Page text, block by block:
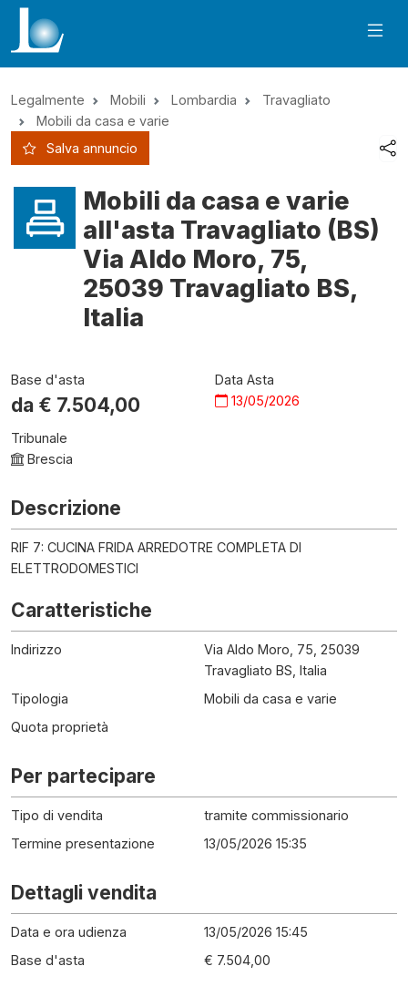
Legalmente Mobili Lombardia
Travagliato
Mobili da casa e varie
Salva annuncio
Mobili da casa e varie
all'asta Travagliato (BS)
Via Aldo Moro, 75,
25039 Travagliato BS,
Italia
Base d'asta
da € 7.504,00
Data Asta
13/05/2026
Tribunale
Brescia
Descrizione
RIF 7: CUCINA FRIDA ARREDOTRE COMPLETA DI
ELETTRODOMESTICI
Caratteristiche
Indirizzo
Via Aldo Moro, 75, 25039
Travagliato BS, Italia
Tipologia
Mobili da casa e varie
Quota proprietà
Per partecipare
Tipo di vendita
tramite commissionario
Termine presentazione
13/05/2026 15:35
Dettagli vendita
Data e ora udienza
13/05/2026 15:45
Base d'asta
€ 7.504,00